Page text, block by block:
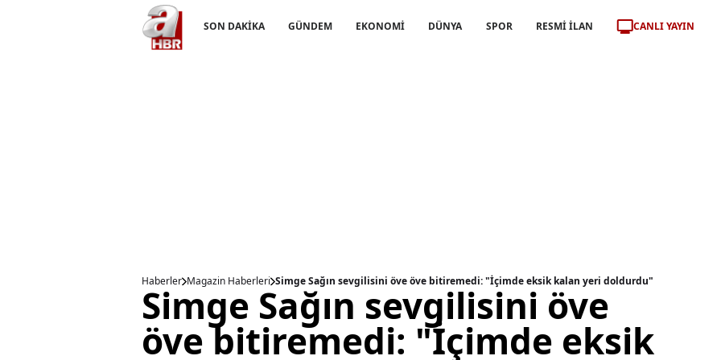
SON DAKİKA GÜNDEM EKONOMİ DÜNYA SPOR RESMİ İLAN CANLI YAYIN
Haberler Magazin Haberleri Simge Sağın sevgilisini öve öve bitiremedi: "İçimde eksik kalan yeri doldurdu"
Simge Sağın sevgilisini öve
öve bitiremedi: "İçimde eksik